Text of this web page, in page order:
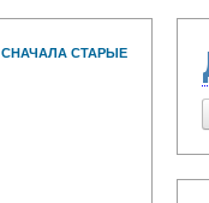
СНАЧАЛА СТАРЫЕ